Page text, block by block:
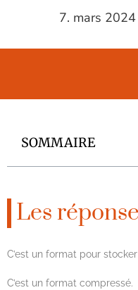
7. mars 2024
SOMMAIRE
Les
C’est un format pour
C’est un format compressé.